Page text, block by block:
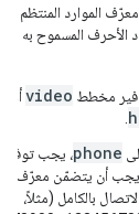
المسموح به هو 1300 حرف.
مخطط videoأو
phone، يجب
. يجب أن يتضمّن معرّف
بالكامل (مثلاً،